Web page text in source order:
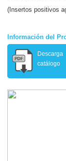
(Insertos positivos
Información del
Descarga
catálogo